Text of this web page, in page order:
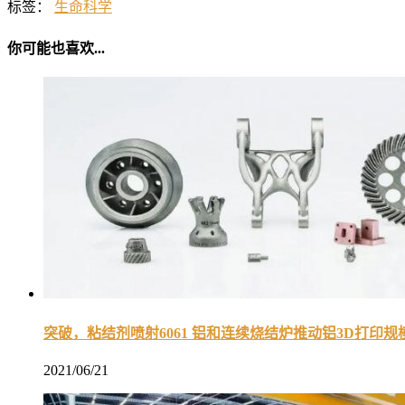
标签： 生命科学
你可能也喜欢...
突破，粘结剂喷射6061 铝和连续烧结炉推动铝3D打印规
2021/06/21